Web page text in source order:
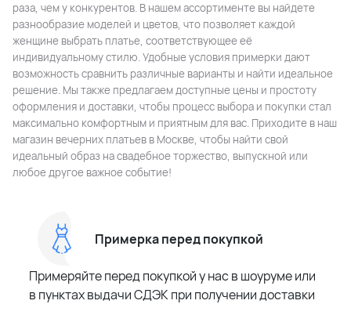
раза, чем у конкурентов. В нашем ассортименте вы найдете
разнообразие моделей и цветов, что позволяет каждой
женщине выбрать платье, соответствующее её
индивидуальному стилю. Удобные условия примерки дают
возможность сравнить различные варианты и найти идеальное
решение. Мы также предлагаем доступные цены и простоту
оформления и доставки, чтобы процесс выбора и покупки стал
максимально комфортным и приятным для вас. Приходите в наш
магазин вечерних платьев в Москве, чтобы найти свой
идеальный образ на свадебное торжество, выпускной или
любое другое важное событие!
Примерка перед покупкой
Примеряйте перед покупкой у нас в шоуруме или
в пунктах выдачи СДЭК при получении доставки